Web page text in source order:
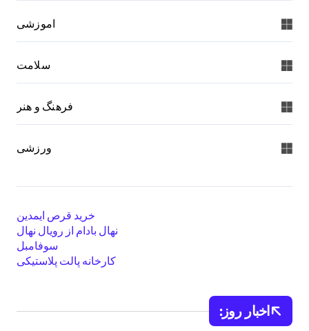
اموزشی
سلامت
فرهنگ و هنر
ورزشی
خرید قرص ایمدین
نهال بادام از رویال نهال
سوفامبل
کارخانه پالت پلاستیکی
اخبار روز: